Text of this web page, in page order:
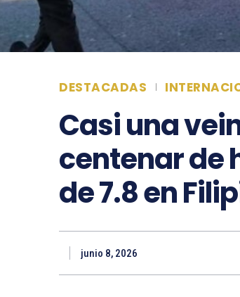
DESTACADAS
Casi una
centenar de
de 7.8 en
junio 8, 2026